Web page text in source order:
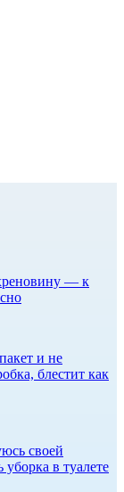
— к
и не
блестит как
своей
в туалете